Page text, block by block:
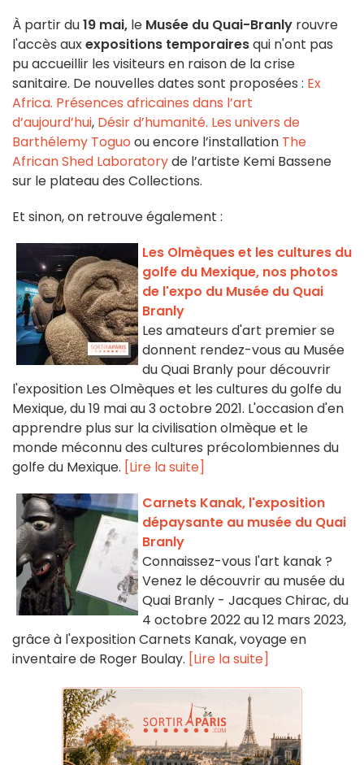
À partir du19 mai, le Musée du Quai-Branly rouvre
l'accès auxexpositions temporairesqui n'ont pas
pu accueillir les visiteurs en raison de la crise
sanitaire. De nouvelles dates sont proposées : Ex
Africa. Présences africaines dans l’art
d’aujourd’hui, Désir d’humanité. Les univers de
Barthélemy Toguo ou encore l’installation The
African Shed Laboratoryde l’artiste Kemi Bassene
sur le plateau des Collections.
Et sinon, on retrouve également :
Les Olmèques et les cultures du
golfe du Mexique, nos photos
de l'expo du Musée du Quai
Branly
Les amateurs d'art premier se
donnent rendez-vous au Musée
du Quai Branly pour découvrir
l'exposition Les Olmèques et les cultures du golfe du
Mexique, du 19 mai au 3 octobre 2021. L'occasion d'en
apprendre plus sur la civilisation olmèque et le
monde méconnu des cultures précolombiennes du
golfe du Mexique. [Lire la suite]
Carnets Kanak, l'exposition
dépaysante au musée du Quai
Branly
Connaissez-vous l'art kanak ?
Venez le découvrir au musée du
Quai Branly - Jacques Chirac, du
4 octobre 2022 au 12 mars 2023,
grâce à l'exposition Carnets Kanak, voyage en
inventaire de Roger Boulay. [Lire la suite]